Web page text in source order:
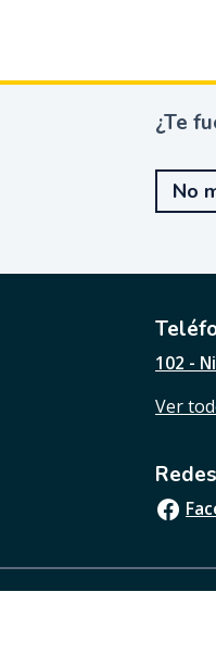
¿
e
u
t
l
s
a
g
i
n
?
¿Te
No
102 -
Ver